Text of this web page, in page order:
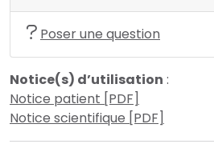
Poser une question
Notice(s) d’utilisation :
Notice patient [PDF]
Notice scientifique [PDF]